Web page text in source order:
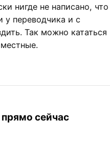
нигде не написано, что
у переводчика и с
Так можно кататься
сейчас